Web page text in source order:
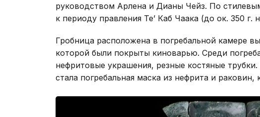
руководством Арлена и Дианы Чейз. По
к периоду правления Те’ Каб Чаака (до ок. 350 г.
Гробница расположена в погребальной камере
которой были покрыты киноварью. Среди
нефритовые украшения, резные костяные
стала погребальная маска из нефрита и